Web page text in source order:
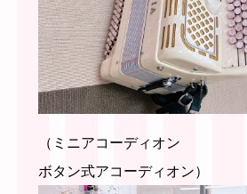
（ミニアコーディオン
ボタン式アコーディオン）